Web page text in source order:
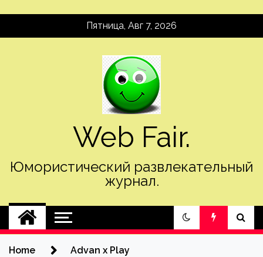
Пятница, Авг 7, 2026
Web Fair.
Юмористический развлекательный
журнал.
Home Advan x Play